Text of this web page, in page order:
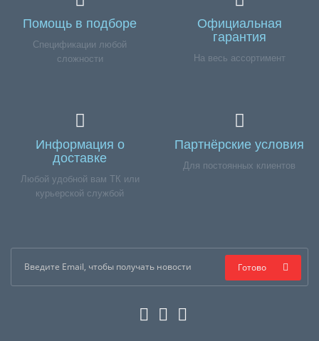
Помощь в подборе
Спецификации любой
сложности
Официальная
гарантия
На весь ассортимент
Информация о
доставке
Любой удобной вам ТК или
курьерской службой
Партнёрские условия
Для постоянных клиентов
Готово